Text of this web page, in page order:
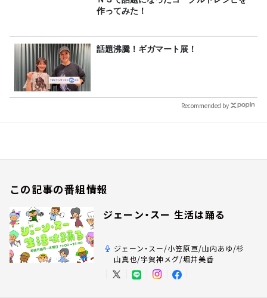
作ってみた！
話題沸騰！ギガマート展！
Recommended by
この記事の番組情報
ジェーン・スー 生活は踊る
ジェーン・スー/小笠原亘/山内あゆ/杉
山真也/宇賀神メグ/堀井美香